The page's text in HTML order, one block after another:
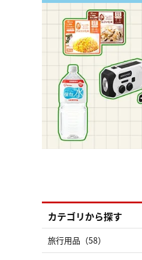
カテゴリから探す
旅行用品（58）